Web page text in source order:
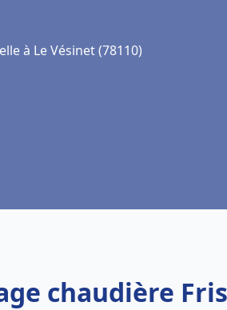
à Le Vésinet (78110)
chaudière